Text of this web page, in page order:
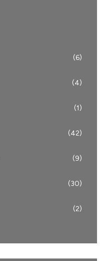
(6)
(4)
(1)
(42)
(9)
(30)
(2)